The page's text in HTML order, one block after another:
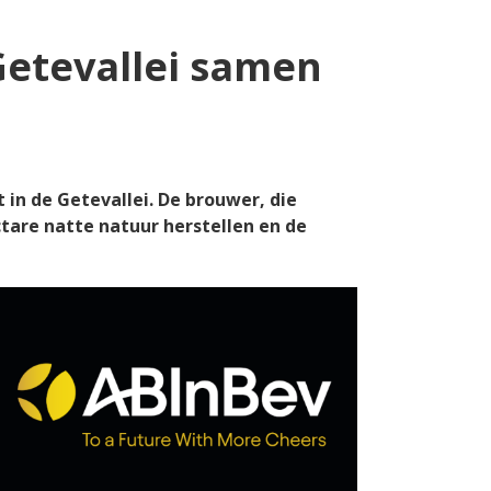
samen
de Getevallei. De brouwer, die
natte natuur herstellen en de